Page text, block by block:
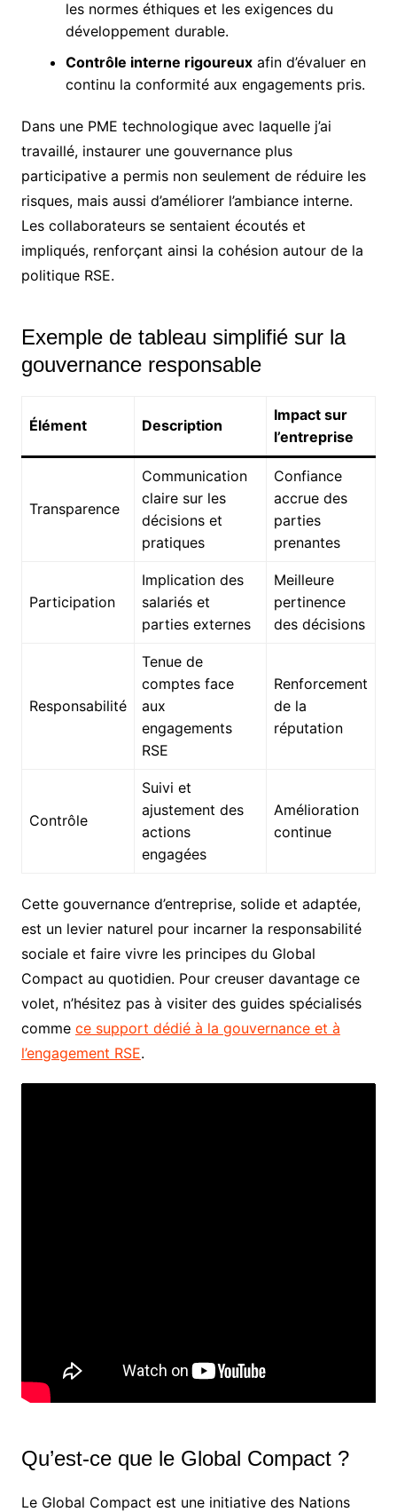
les normes éthiques et les exigences du
développement durable.
Contrôle interne rigoureuxafin d’évaluer en
continu la conformité aux engagements pris.
Dans une PME technologique avec laquelle j’ai
travaillé, instaurer une gouvernance plus
participative a permis non seulement de réduire les
risques, mais aussi d’améliorer l’ambiance interne.
Les collaborateurs se sentaient écoutés et
impliqués, renforçant ainsi la cohésion autour de la
politique RSE.
Exemple de tableau simplifié sur la
gouvernance responsable
Élément Description
Impact sur
l’entreprise
Transparence
Communication
claire sur les
décisions et
pratiques
Confiance
accrue des
parties
prenantes
Participation
Implication des
salariés et
parties externes
Meilleure
pertinence
des décisions
Responsabilité
Tenue de
comptes face
aux
engagements
RSE
Renforcement
de la
réputation
Contrôle
Suivi et
ajustement des
actions
engagées
Amélioration
continue
Cette gouvernance d’entreprise, solide et adaptée,
est un levier naturel pour incarner la responsabilité
sociale et faire vivre les principes du Global
Compact au quotidien. Pour creuser davantage ce
volet, n’hésitez pas à visiter des guides spécialisés
comme ce support dédié à la gouvernance et à
l’engagement RSE.
Qu’est-ce que le Global Compact ?
Le Global Compact est une initiative des Nations